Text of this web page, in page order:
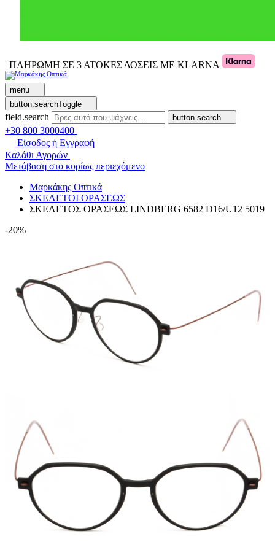
| ΠΛΗΡΩΜΗ ΣΕ 3 ΑΤΟΚΕΣ ΔΟΣΕΙΣ ΜΕ KLARNA
menu
button.searchToggle
field.search button.search
+30 800 3000400
Είσοδος ή Εγγραφή
Καλάθι Αγορών
Μετάβαση στο κυρίως περιεχόμενο
Μαρκάκης Οπτικά
ΣΚΕΛΕΤΟΙ ΟΡΑΣΕΩΣ
ΣΚΕΛΕΤΟΣ ΟΡΑΣΕΩΣ LINDBERG 6582 D16/U12 5019
-20%